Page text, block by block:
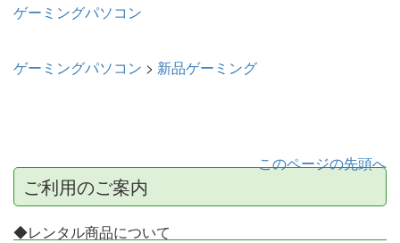
ゲーミングパソコン
ゲーミングパソコン > 新品ゲーミング
このページの先頭へ
ご利用のご案内
◆レンタル商品について